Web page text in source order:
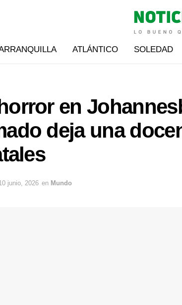
ATLÁNTICO SOLEDAD
en
deja una
junio, 2026 en Mundo